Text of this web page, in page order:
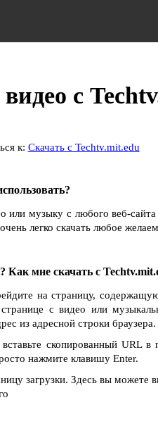
с
к: Скачать с Techtv.mit.edu
или музыку с любого веб-
легко скачать любое
Как мне скачать с
на страницу,
с видео или
из адресной строки браузера.
скопированный URL в
нажмите клавишу Enter.
загрузки. Здесь вы можете